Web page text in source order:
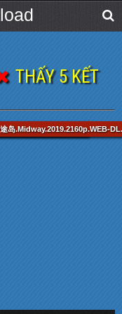
THẤY 5 KẾT
OurTV.mp4 / 138 min
岛.Midway.2019.2160p.WEB-